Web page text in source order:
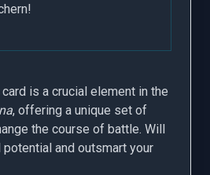
card is a crucial element in the
, offering a unique set of
the course of battle. Will
and outsmart your